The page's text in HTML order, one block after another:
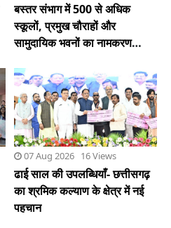
बस्तर संभाग में 500 से अधिक
स्कूलों, प्रमुख चौराहों और
सामुदायिक भवनों का नामकरण
07 Aug 2026 16 Views
ढाई साल की उपलब्धियाँ- छत्तीसगढ़
का श्रमिक कल्याण के क्षेत्र में नई
पहचान